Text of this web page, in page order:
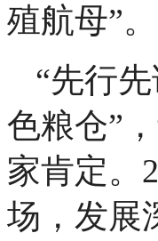
殖航母”。
“先行
色粮仓”
家肯定。
场，发展